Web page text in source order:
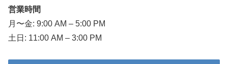
営業時間
月〜金: 9:00 AM – 5:00 PM
土日: 11:00 AM – 3:00 PM